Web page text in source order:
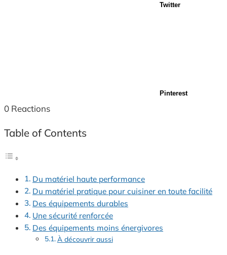
Twitter
Pinterest
0 Reactions
Table of Contents
Du matériel haute performance
Du matériel pratique pour cuisiner en toute facilité
Des équipements durables
Une sécurité renforcée
Des équipements moins énergivores
À découvrir aussi